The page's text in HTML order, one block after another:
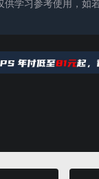
学习参考使用，